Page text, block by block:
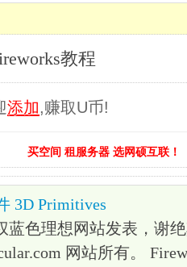
教程
添加,赚取U币!
买空间 租服务器 选网硕互联！
3D Primitives
蓝色理想网站发表，谢
网站所有。